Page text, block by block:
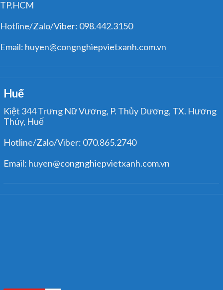
TP.HCM
Hotline/Zalo/Viber: 098.442.3150
Email: huyen@congnghiepvietxanh.com.vn
Huế
Kiệt 344 Trưng Nữ Vương, P. Thủy Dương, TX. Hương
Thủy, Huế
Hotline/Zalo/Viber: 070.865.2740
Email: huyen@congnghiepvietxanh.com.vn